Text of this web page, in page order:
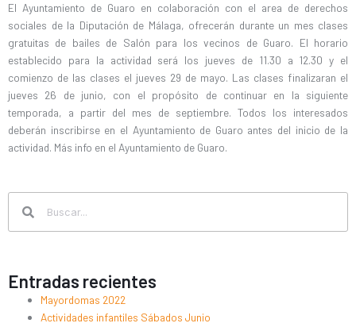
El Ayuntamiento de Guaro en colaboración con el area de derechos
sociales de la Diputación de Málaga, ofrecerán durante un mes clases
gratuitas de bailes de Salón para los vecinos de Guaro. El horario
establecido para la actividad será los jueves de 11.30 a 12.30 y el
comienzo de las clases el jueves 29 de mayo. Las clases finalizaran el
jueves 26 de junio, con el propósito de continuar en la siguiente
temporada, a partir del mes de septiembre. Todos los interesados
deberán inscribirse en el Ayuntamiento de Guaro antes del inicio de la
actividad. Más info en el Ayuntamiento de Guaro.
Entradas recientes
Mayordomas 2022
Actividades infantiles Sábados Junio